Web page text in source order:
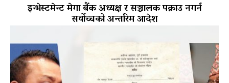
इन्भेस्टमेन्ट मेगा बैंक अध्यक्ष र सञ्चालक पक्राउ नगर्न
सर्वोच्चको अन्तरिम आदेश